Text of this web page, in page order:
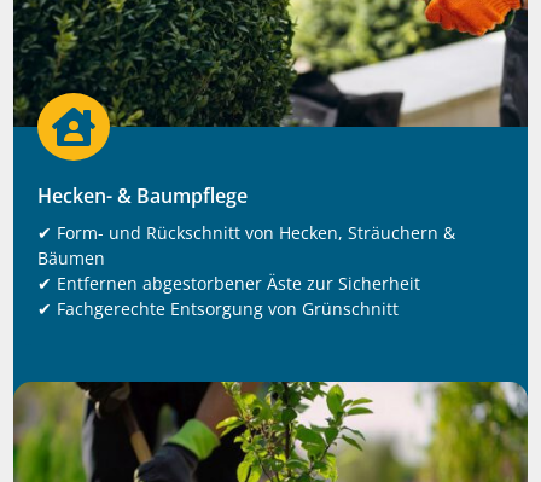

Hecken- & Baumpflege
✔ Form- und Rückschnitt von Hecken, Sträuchern &
Bäumen
✔ Entfernen abgestorbener Äste zur Sicherheit
✔ Fachgerechte Entsorgung von Grünschnitt